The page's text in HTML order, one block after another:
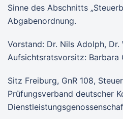
Sinne des Abschnitts
Abgabenordnung.
Vorstand: Dr. Nils Adolph, Dr.
Aufsichtsratsvorsitz: Barbara
Sitz Freiburg, GnR 108,
Prüfungsverband deutscher